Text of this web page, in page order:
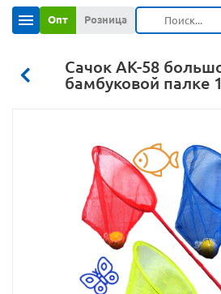
Опт Розница
Сачок АК-58
бамбуковой палке